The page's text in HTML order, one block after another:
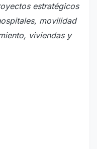
estratégicos
movilidad
viviendas y